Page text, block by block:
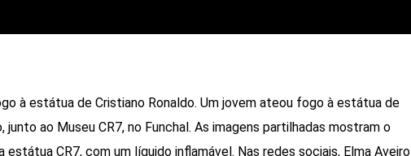
à estátua de Cristiano Ronaldo. Um jovem ateou fogo à estátua de
junto ao Museu CR7, no Funchal. As imagens partilhadas mostram o
estátua CR7, com um líquido inflamável. Nas redes sociais, Elma Aveiro